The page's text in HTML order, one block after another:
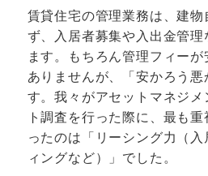
賃貸住宅の管理業務は、建物
ず、入居者募集や入出金管理
ます。もちろん管理フィー
ありませんが、「安かろう悪
す。我々がアセットマネジ
ト調査を行った際に、最も
ったのは「リーシング力（
ィングなど）」でした。